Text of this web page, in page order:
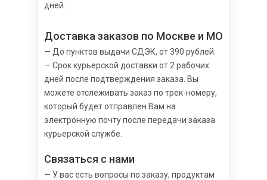
Доставка заказов по Москве и МО
Связаться с нами
— До пунктов выдачи СДЭК, от 390 рублей.
— Срок курьерской доставки от 2 рабочих
дней после подтверждения заказа. Вы
можете отслеживать заказ по трек-номеру,
который будет отправлен Вам на
электронную почту после передачи заказа
курьерской службе.
— У вас есть вопросы по заказу, продуктам
дней.